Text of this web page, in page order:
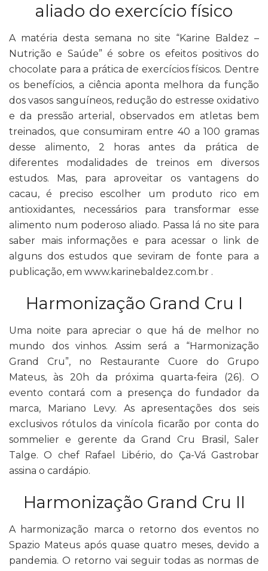
aliado do exercício físico
A matéria desta semana no site “Karine Baldez –
Nutrição e Saúde” é sobre os efeitos positivos do
chocolate para a prática de exercícios físicos. Dentre
os benefícios, a ciência aponta melhora da função
dos vasos sanguíneos, redução do estresse oxidativo
e da pressão arterial, observados em atletas bem
treinados, que consumiram entre 40 a 100 gramas
desse alimento, 2 horas antes da prática de
diferentes modalidades de treinos em diversos
estudos. Mas, para aproveitar os vantagens do
cacau, é preciso escolher um produto rico em
antioxidantes, necessários para transformar esse
alimento num poderoso aliado. Passa lá no site para
saber mais informações e para acessar o link de
alguns dos estudos que seviram de fonte para a
publicação, em www.karinebaldez.com.br .
Harmonização Grand Cru I
Uma noite para apreciar o que há de melhor no
mundo dos vinhos. Assim será a “Harmonização
Grand Cru”, no Restaurante Cuore do Grupo
Mateus, às 20h da próxima quarta-feira (26). O
evento contará com a presença do fundador da
marca, Mariano Levy. As apresentações dos seis
exclusivos rótulos da vinícola ficarão por conta do
sommelier e gerente da Grand Cru Brasil, Saler
Talge. O chef Rafael Libério, do Ça-Vá Gastrobar
assina o cardápio.
Harmonização Grand Cru II
A harmonização marca o retorno dos eventos no
Spazio Mateus após quase quatro meses, devido a
pandemia. O retorno vai seguir todas as normas de